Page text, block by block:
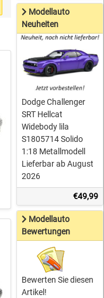
Modellauto
Neuheiten
Dodge Challenger
SRT Hellcat
Widebody lila
S1805714 Solido
1:18 Metallmodell
Lieferbar ab August
2026
€49,99
Modellauto
Bewertungen
Bewerten Sie diesen
Artikel!